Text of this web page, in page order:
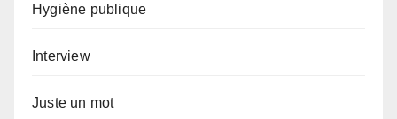
Hygiène publique
Interview
Juste un mot